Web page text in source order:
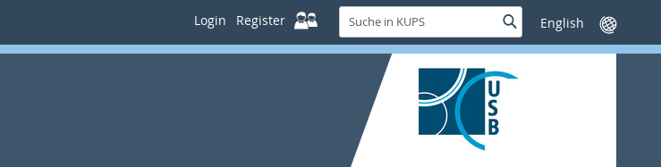
Login Register
Suche
in
KUPS
SucheSprache
wechseln